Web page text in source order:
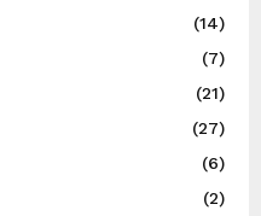
(14)
(7)
(21)
(27)
(6)
(2)